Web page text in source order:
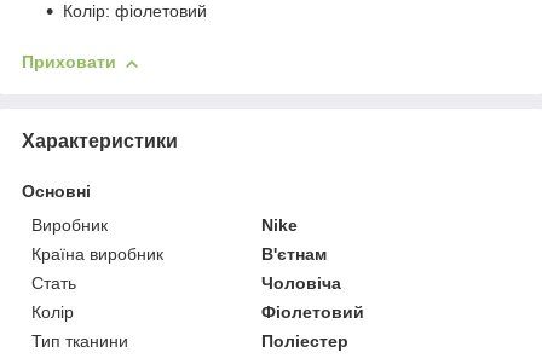
Колір: фіолетовий
Приховати
Характеристики
Основні
Виробник
Nike
Країна виробник
В'єтнам
Стать
Чоловіча
Колір
Фіолетовий
Тип тканини
Поліестер